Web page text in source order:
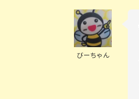
びーちゃん